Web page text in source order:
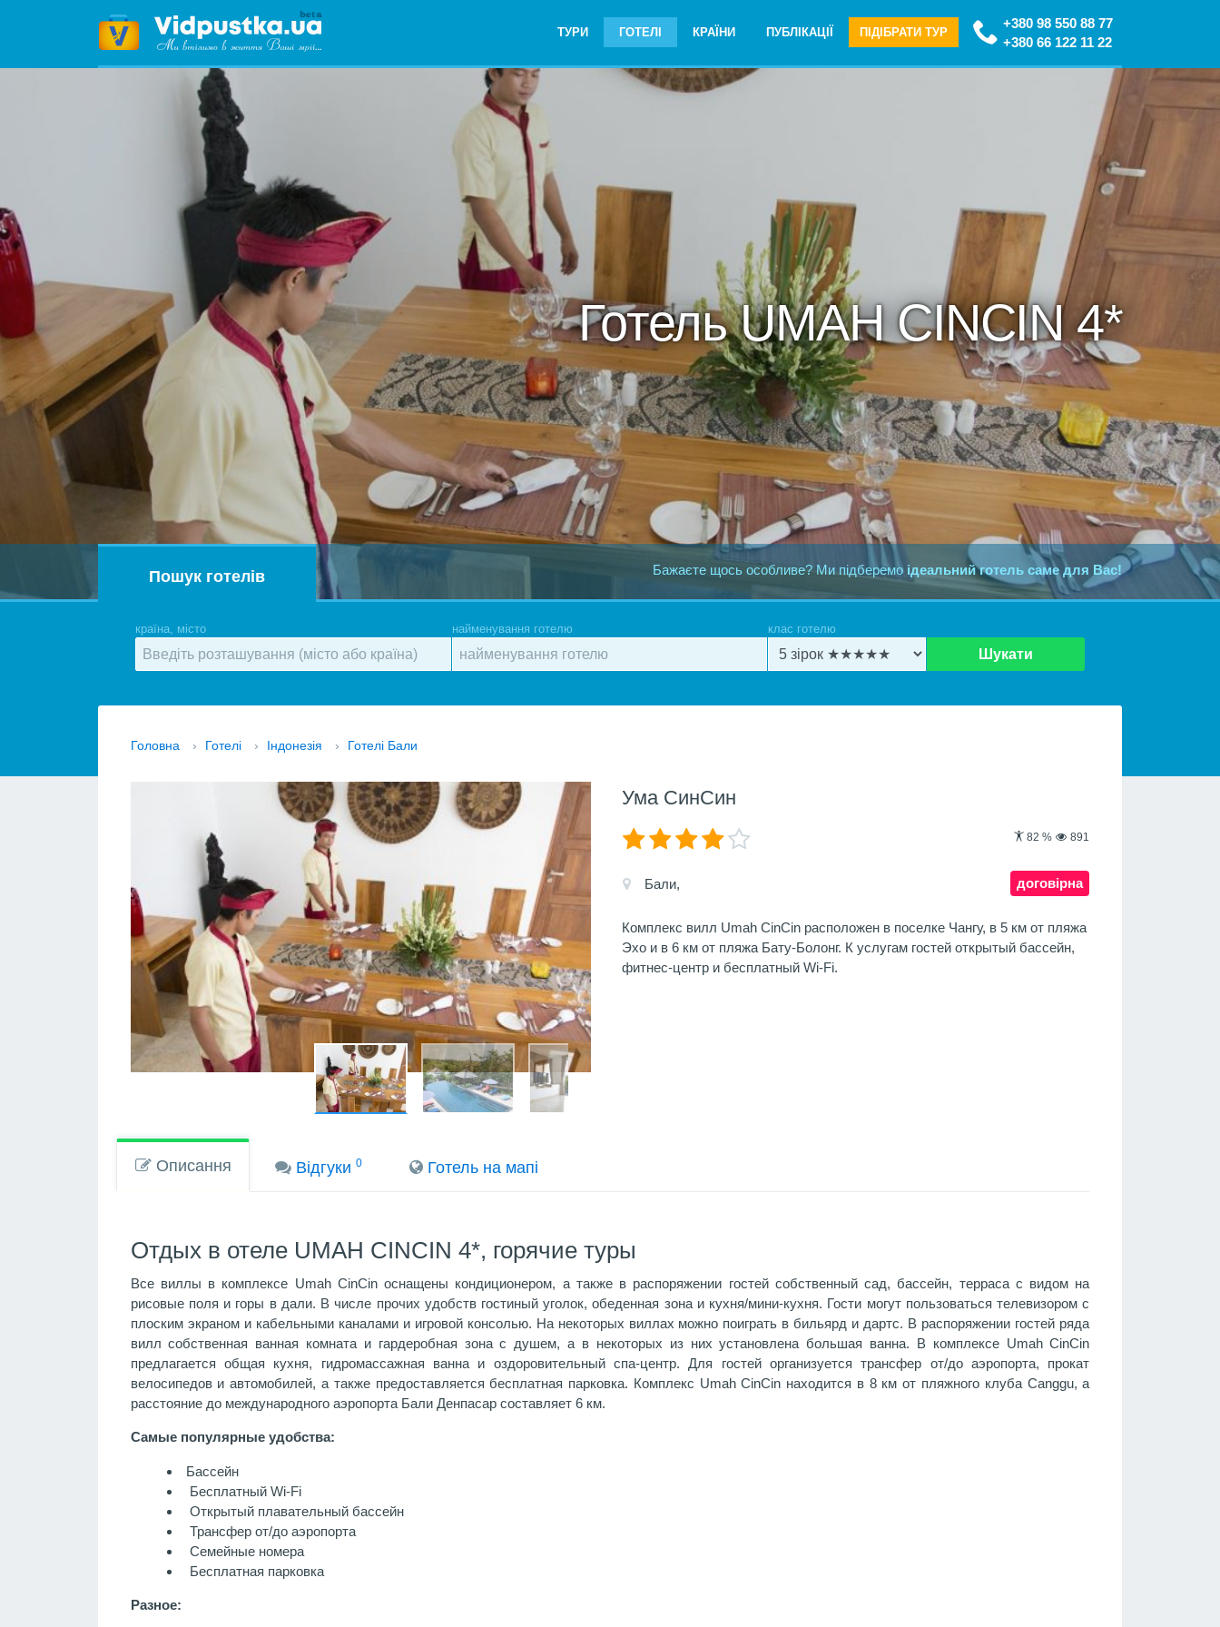
+380 98 550 88 77
+380 66 122 11 22
ТУРИ ГОТЕЛІ КРАЇНИ ПУБЛІКАЦІЇ ПІДІБРАТИ ТУР
Готель UMAH CINCIN 4*
Бажаєте щось особливе? Ми підберемо ідеальний готель саме для Вас!
Пошук готелів
країна, місто найменування готелю клас готелю
Шукати
Головна › Готелі › Індонезія › Готелі Бали
Ума СинСин
82 % 891
договірна
Бали,
Комплекс вилл Umah CinCin расположен в поселке Чангу, в 5 км от пляжа
Эхо и в 6 км от пляжа Бату-Болонг. К услугам гостей открытый бассейн,
фитнес-центр и бесплатный Wi-Fi.
Описання Вiдгуки0 Готель на мапi
Отдых в отеле UMAH CINCIN 4*, горячие туры
Все виллы в комплексе Umah CinCin оснащены кондиционером, а также в распоряжении гостей собственный сад, бассейн, терраса с видом на
рисовые поля и горы в дали. В числе прочих удобств гостиный уголок, обеденная зона и кухня/мини-кухня. Гости могут пользоваться телевизором с
плоским экраном и кабельными каналами и игровой консолью. На некоторых виллах можно поиграть в бильярд и дартс. В распоряжении гостей ряда
вилл собственная ванная комната и гардеробная зона с душем, а в некоторых из них установлена большая ванна. В комплексе Umah CinCin
предлагается общая кухня, гидромассажная ванна и оздоровительный спа-центр. Для гостей организуется трансфер от/до аэропорта, прокат
велосипедов и автомобилей, а также предоставляется бесплатная парковка. Комплекс Umah CinCin находится в 8 км от пляжного клуба Canggu, а
расстояние до международного аэропорта Бали Денпасар составляет 6 км.
Самые популярные удобства:
Бассейн
Бесплатный Wi-Fi
Открытый плавательный бассейн
Трансфер от/до аэропорта
Семейные номера
Бесплатная парковка
Разное: